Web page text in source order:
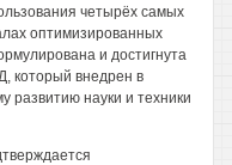
четырёх самых
оптимизированных
и достигнута
который внедрен в
развитию науки и техники